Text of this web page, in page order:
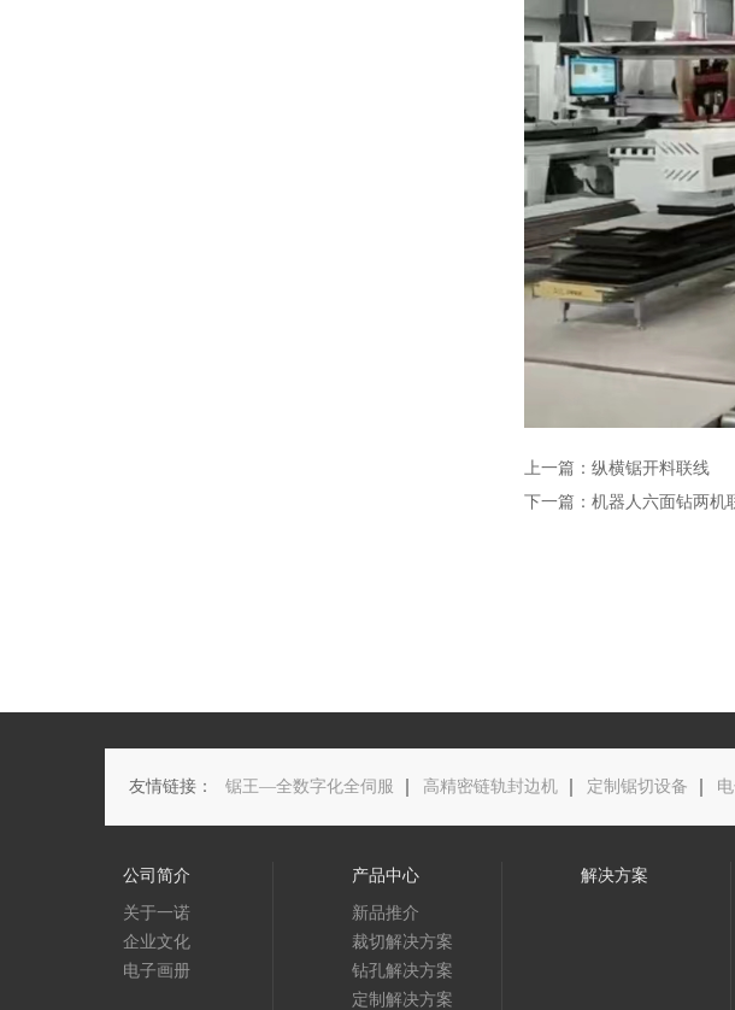
上一篇：纵横锯开料联线
下一篇：机器人六面钻两机
友情链接： 锯王—全数字化全伺服 高精密链轨封边机 定制锯切设备
公司简介
关于一诺
企业文化
电子画册
产品中心
新品推介
裁切解决方案
钻孔解决方案
定制解决方案
解决方案